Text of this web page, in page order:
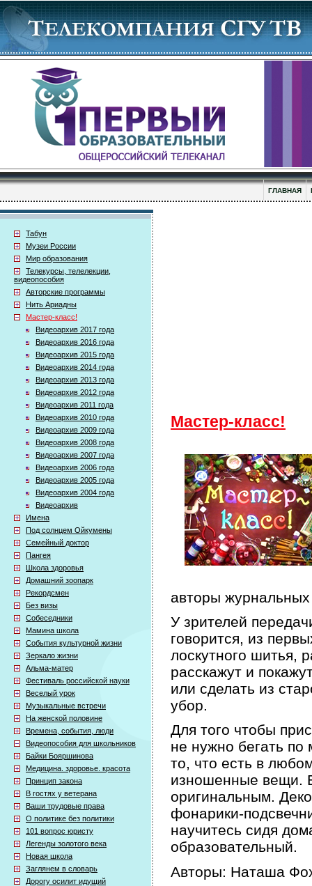
ГЛАВНАЯ
Табун
Музеи России
Мир образования
Телекурсы, телелекции,
видеопособия
Авторские программы
Нить Ариадны
Мастер-класс!
Видеоархив 2017 года
Видеоархив 2016 года
Видеоархив 2015 года
Видеоархив 2014 года
Видеоархив 2013 года
Видеоархив 2012 года
Видеоархив 2011 года
Видеоархив 2010 года
Видеоархив 2009 года
Видеоархив 2008 года
Видеоархив 2007 года
Видеоархив 2006 года
Видеоархив 2005 года
Видеоархив 2004 года
Видеоархив
Имена
Под солнцем Ойкумены
Семейный доктор
Пангея
Школа здоровья
Домашний зоопарк
Рекордсмен
Без визы
Собеседники
Мамина школа
События культурной жизни
Зеркало жизни
Альма-матер
Фестиваль российской науки
Веселый урок
Музыкальные встречи
На женской половине
Времена, события, люди
Видеопособия для школьников
Байки Бояршинова
Медицина. здоровье. красота
Принцип закона
В гостях у ветерана
Ваши трудовые права
О политике без политики
101 вопрос юристу
Легенды золотого века
Новая школа
Заглянем в словарь
Дорогу осилит идущий
Мастер-класс!
авторы журнальных
У зрителей
говорится, из
лоскутного шитья,
расскажут и
или сделать из
убор.
Для того чтобы
не нужно бегать по
то, что есть в
изношенные вещи.
оригинальным.
фонарики-
научитесь сидя
образовательный.
Авторы: Наташа